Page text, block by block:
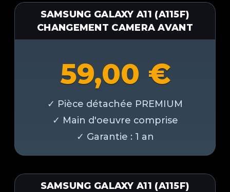
SAMSUNG GALAXY A11 (A115F)
CHANGEMENT CAMERA AVANT
59,00 €
SAMSUNG GALAXY A11 (A115F)